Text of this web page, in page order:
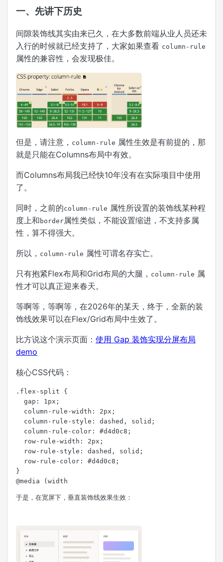
一、先讲下历史
间隙装饰线其实由来已久，在大多数前端从业人员还未
入行的时候就已经支持了，大家如果查看 column-rule
属性的兼容性，会发现极佳。
但是，请注意， column-rule 属性生效是有前提的，那
就是只能在Columns布局中有效。
而Columns布局我已经快10年没有在实际项目中使用
了。
同时，之前的column-rule 属性所设置的装饰线某种程
度上和 border属性类似，不能设置缩进，不支持多属
性，算不得强大。
所以， column-rule 属性可谓名存实亡。
只有抱紧Flex布局和Grid布局的大腿， column-rule 属
性才可以真正迎来春天。
等啊等，等啊等，在2026年的某天，终于，全新的装
饰线效果可以在Flex/Grid布局中生效了。
比方说这个演示页面： 使用 Gap 装饰实现分屏布局
demo
核心CSS代码：
.flex-split {
}
于是，在宽屏下，垂直装饰线效果生效：